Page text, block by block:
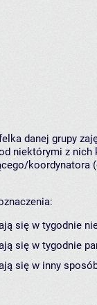
danej grupy
niektórymi z nich
koordynatora
się w tygodnie
się w tygodnie
się w inny